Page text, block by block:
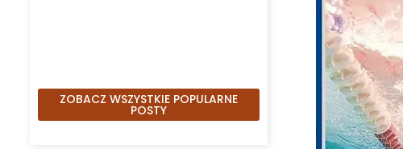
ZOBACZ WSZYSTKIE POPULARNE
POSTY